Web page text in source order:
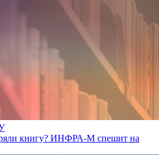
книгу? ИНФРА-М спешит на